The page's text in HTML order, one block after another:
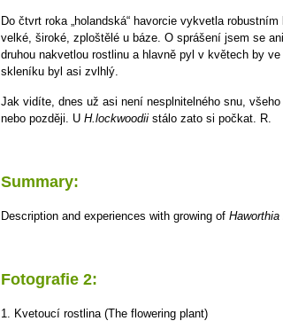
Do čtvrt roka „holandská“ havorcie vykvetla
velké, široké, zploštělé u báze. O sprášení jsem se
druhou nakvetlou rostlinu a hlavně pyl v květech by
skleníku byl asi zvlhlý.
Jak vidíte, dnes už asi není nesplnitelného snu,
nebo později. U H.lockwoodii stálo zato si počkat. R.
Summary:
Description and experiences with growing of
Fotografie 2:
1. Kvetoucí rostlina (The flowering plant)